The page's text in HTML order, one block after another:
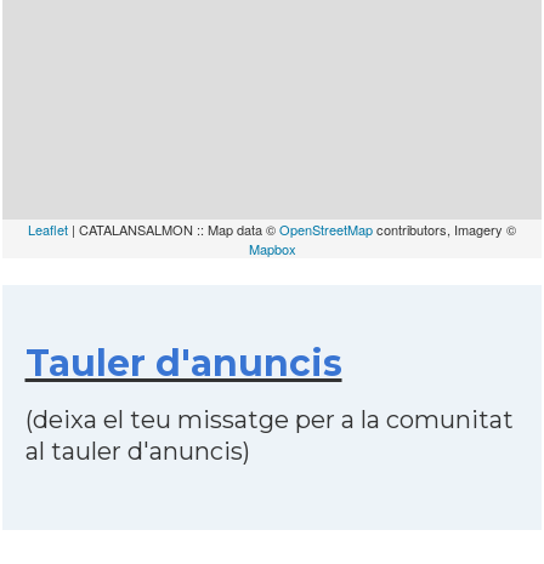
Leaflet | CATALANSALMON :: Map data ©OpenStreetMapcontributors, Imagery ©
Mapbox
Tauler d'anuncis
(deixa el teu missatge per a la comunitat
al tauler d'anuncis)